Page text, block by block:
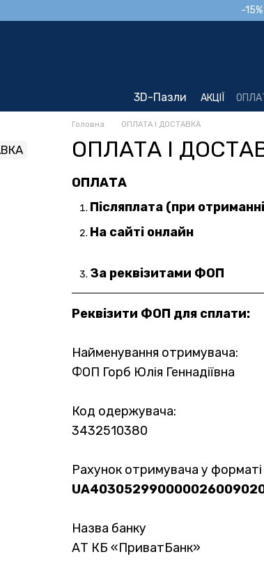
-
3D-Пазли АКЦІЇ
Головна ОПЛАТА І ДОСТАВКА
ОПЛАТА І
ОПЛАТА
Післяплата (при
На сайті онлайн
За реквізитами ФОП
Реквізити ФОП для сплати:
Найменування отримувача:
ФОП Горб Юлія Геннадіївна
Код одержувача:
3432510380
Рахунок отримувача у
Назва банку
АТ КБ «ПриватБанк»